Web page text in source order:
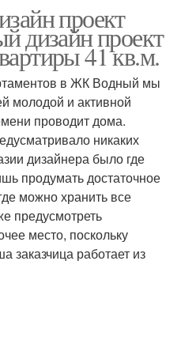
Четырехкомнатная
квартира
Квартиры в панельном
доме
2-комнатная квартира
проект
дизайн проект
41 кв.м.
в ЖК Водный мы
молодой и активной
проводит дома.
никаких
дизайнера было где
продумать достаточное
можно хранить все
предусмотреть
место, поскольку
заказчица работает из